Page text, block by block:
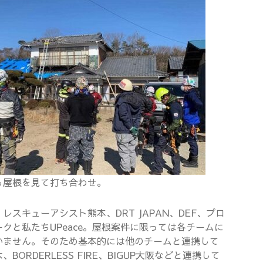
根を見て打ち合わせ。
スキューアシスト熊本、DRT JAPAN、DEF、プロ
と私たちUPeace。屋根案件に限っては各チームに
せん。そのため基本的には他のチームと連携して
BORDERLESS FIRE、BIGUP大阪などと連携して